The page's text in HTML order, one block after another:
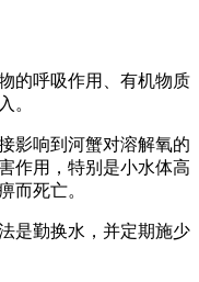
的呼吸作用、有机物质
。
影响到河蟹对溶解氧的
作用，特别是小水体高
而死亡。
是勤换水，并定期施少